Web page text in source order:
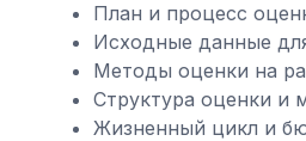
План и процесс
Исходные данные
Методы оценки на
Структура оценки и
Жизненный цикл и